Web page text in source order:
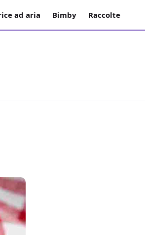
ad aria Bimby Raccolte